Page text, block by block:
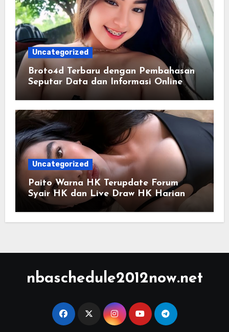
Uncategorized
Broto4d Terbaru dengan Pembahasan
Seputar Data dan Informasi Online
Uncategorized
Paito Warna HK Terupdate Forum
Syair HK dan Live Draw HK Harian
nbaschedule2012now.net